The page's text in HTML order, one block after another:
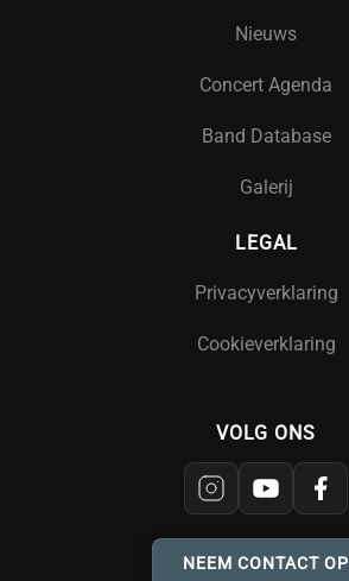
Nieuws
Concert Agenda
Band Database
Galerij
LEGAL
Privacyverklaring
Cookieverklaring
VOLG ONS
NEEM CONTACT OP